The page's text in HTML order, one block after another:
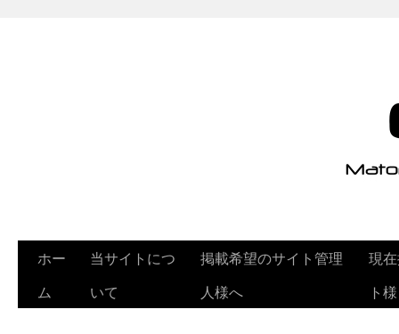
ホー
ム
当サイトにつ
いて
掲載希望のサイト管理
人様へ
現
ト様